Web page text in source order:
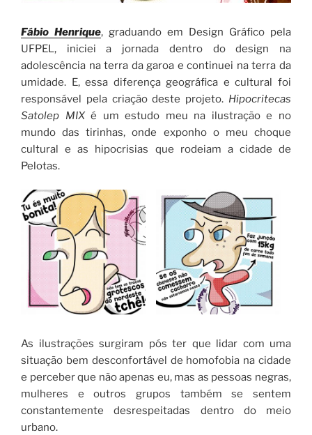
Fábio Henrique, graduando em Design Gráfico pela
UFPEL, iniciei a jornada dentro do design na
adolescência na terra da garoa e continuei na terra da
umidade. E, essa diferença geográfica e cultural foi
responsável pela criação deste projeto. Hipocritecas
Satolep MIXé um estudo meu na ilustração e no
mundo das tirinhas, onde exponho o meu choque
cultural e as hipocrisias que rodeiam a cidade de
Pelotas.
As ilustrações surgiram pós ter que lidar com uma
situação bem desconfortável de homofobia na cidade
e perceber que não apenas eu, mas as pessoas negras,
mulheres e outros grupos também se sentem
constantemente desrespeitadas dentro do meio
urbano.